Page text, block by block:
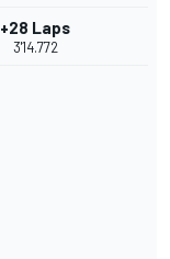
+28 Laps
3'14.772